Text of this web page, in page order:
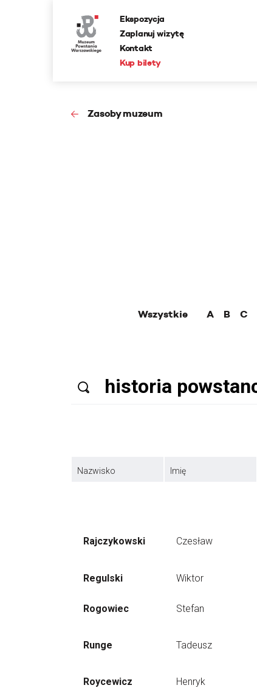
Ekspozycja
Zaplanuj wizytę
Kontakt
Kup bilety
Zasoby muzeum
Wszystkie A B C
Nazwisko Imię
Rajczykowski Czesław
Regulski Wiktor
Rogowiec Stefan
Runge Tadeusz
Roycewicz Henryk